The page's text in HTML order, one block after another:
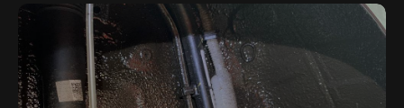
Сергей Лосев
Специалист установочного центра Руководитель установочным